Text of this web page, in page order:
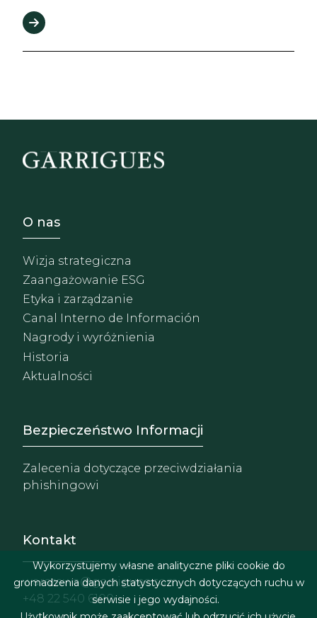
Footer - Sobre Nosotros
O nas
Wizja strategiczna
Zaangażowanie ESG
Etyka i zarządzanie
Canal Interno de Información
Nagrody i wyróżnienia
Historia
Aktualności
Footer - Extranet y
Bezpieczeństwo Informacji
Zalecenia dotyczące przeciwdziałania
phishingowi
Kontakt
warszawa@garrigues.com
+48 22 540 6100
Wykorzystujemy własne analityczne pliki cookie do
gromadzenia danych statystycznych dotyczących ruchu w
serwisie i jego wydajności.